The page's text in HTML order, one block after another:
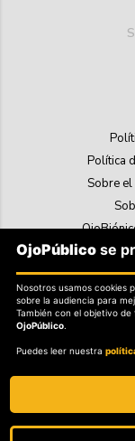
Política
Sobre
Sobre libertad de
OjoPúblico se
Nosotros usamos cookies
sobre la audiencia para
También con el objetivo
OjoPúblico.
Puedes leer nuestra